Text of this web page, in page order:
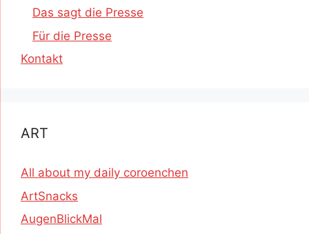
Das sagt die Presse
Für die Presse
Kontakt
ART
All about my daily coroenchen
ArtSnacks
AugenBlickMal